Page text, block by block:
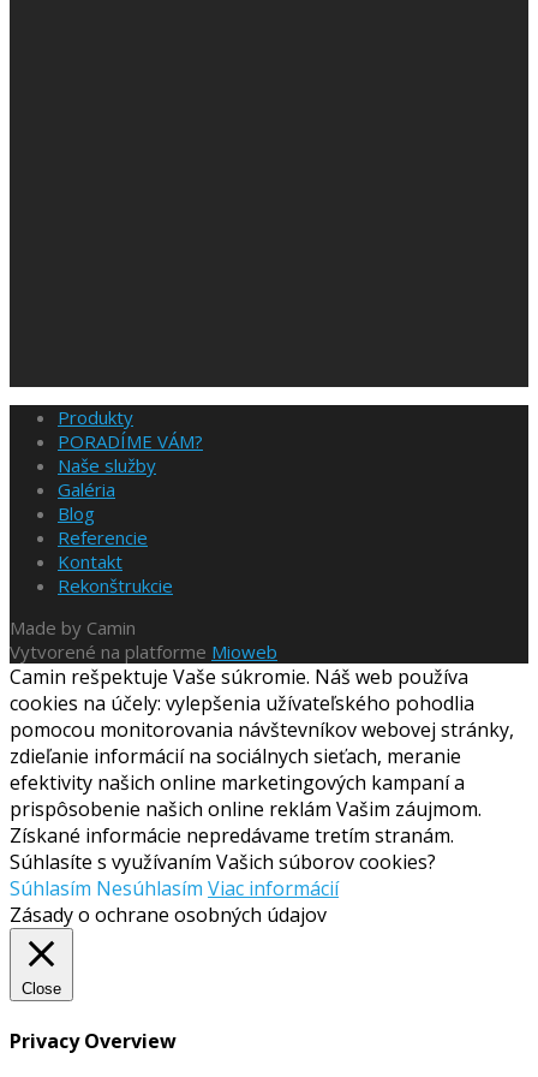
Produkty
PORADÍME VÁM?
Naše služby
Galéria
Blog
Referencie
Kontakt
Rekonštrukcie
Made by Camin
Vytvorené na platforme Mioweb
Camin rešpektuje Vaše súkromie. Náš web používa
cookies na účely: vylepšenia užívateľského pohodlia
pomocou monitorovania návštevníkov webovej stránky,
zdieľanie informácií na sociálnych sieťach, meranie
efektivity našich online marketingových kampaní a
prispôsobenie našich online reklám Vašim záujmom.
Získané informácie nepredávame tretím stranám.
Súhlasíte s využívaním Vašich súborov cookies?
Súhlasím Nesúhlasím Viac informácií
Zásady o ochrane osobných údajov
Close
Privacy Overview